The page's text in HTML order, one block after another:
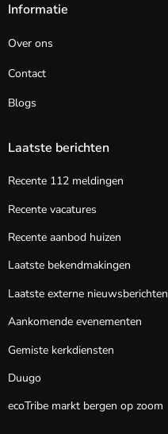
Informatie
Over ons
Contact
Blogs
Laatste berichten
Recente 112 meldingen
Recente vacatures
Recente aanbod huizen
Laatste bekendmakingen
Laatste externe nieuwsberichten
Aankomende evenementen
Gemiste kerkdiensten
Duugo
ecoTribe markt bergen op zoom